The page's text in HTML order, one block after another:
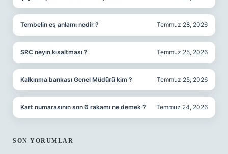
Tembelin eş anlamı nedir ? Temmuz 28, 2026
SRC neyin kısaltması ? Temmuz 25, 2026
Kalkınma bankası Genel Müdürü kim ? Temmuz 25, 2026
Kart numarasının son 6 rakamı ne demek ? Temmuz 24, 2026
SON YORUMLAR